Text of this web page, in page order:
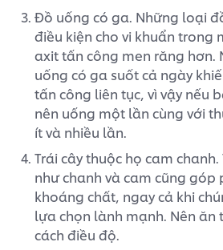
Đồ uống có ga. Những loại
điều kiện cho vi khuẩn trong
axit tấn công men răng hơn.
uống có ga suốt cả ngày
tấn công liên tục, vì vậy nếu
nên uống một lần cùng với
ít và nhiều lần.
Trái cây thuộc họ cam
như chanh và cam cũng
khoáng chất, ngay cả khi
lựa chọn lành mạnh. Nên ăn
cách điều độ.